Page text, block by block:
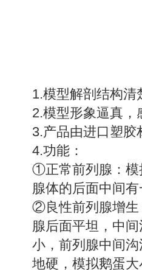
1.模型解剖结构
2.模型形象逼真
3.产品由进口塑
4.功能：
①正常前列腺：模
腺体的后面中间
②良性前列腺增生
腺后面平坦，中
小，前列腺中间
地硬，模拟鹅蛋